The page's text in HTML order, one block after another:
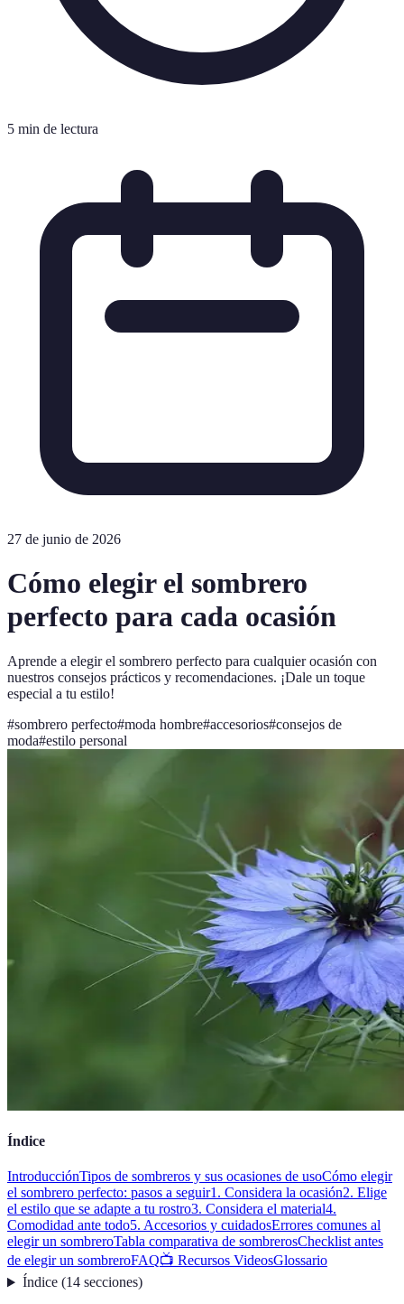
5 min de lectura
27 de junio de 2026
Cómo elegir el sombrero
perfecto para cada ocasión
Aprende a elegir el sombrero perfecto para cualquier ocasión con
nuestros consejos prácticos y recomendaciones. ¡Dale un toque
especial a tu estilo!
#sombrero perfecto#moda hombre#accesorios#consejos de
moda#estilo personal
Índice
IntroducciónTipos de sombreros y sus ocasiones de usoCómo elegir
el sombrero perfecto: pasos a seguir1. Considera la ocasión2. Elige
el estilo que se adapte a tu rostro3. Considera el material4.
Comodidad ante todo5. Accesorios y cuidadosErrores comunes al
elegir un sombreroTabla comparativa de sombrerosChecklist antes
de elegir un sombreroFAQ📺 Recursos VideosGlossario
Índice(14 secciones)